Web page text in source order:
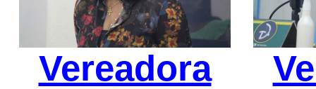
Vereadora